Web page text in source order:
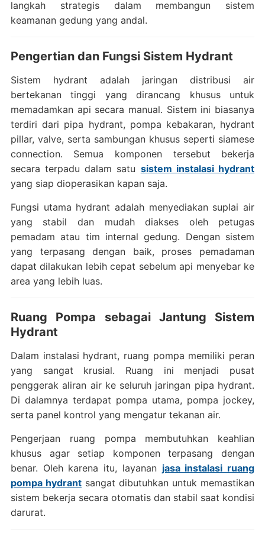
langkah strategis dalam membangun sistem
keamanan gedung yang andal.
Pengertian dan Fungsi Sistem Hydrant
Sistem hydrant adalah jaringan distribusi air
bertekanan tinggi yang dirancang khusus untuk
memadamkan api secara manual. Sistem ini biasanya
terdiri dari pipa hydrant, pompa kebakaran, hydrant
pillar, valve, serta sambungan khusus seperti siamese
connection. Semua komponen tersebut bekerja
secara terpadu dalam satu sistem instalasi hydrant
yang siap dioperasikan kapan saja.
Fungsi utama hydrant adalah menyediakan suplai air
yang stabil dan mudah diakses oleh petugas
pemadam atau tim internal gedung. Dengan sistem
yang terpasang dengan baik, proses pemadaman
dapat dilakukan lebih cepat sebelum api menyebar ke
area yang lebih luas.
Ruang Pompa sebagai Jantung Sistem
Hydrant
Dalam instalasi hydrant, ruang pompa memiliki peran
yang sangat krusial. Ruang ini menjadi pusat
penggerak aliran air ke seluruh jaringan pipa hydrant.
Di dalamnya terdapat pompa utama, pompa jockey,
serta panel kontrol yang mengatur tekanan air.
Pengerjaan ruang pompa membutuhkan keahlian
khusus agar setiap komponen terpasang dengan
benar. Oleh karena itu, layanan jasa instalasi ruang
pompa hydrantsangat dibutuhkan untuk memastikan
sistem bekerja secara otomatis dan stabil saat kondisi
darurat.